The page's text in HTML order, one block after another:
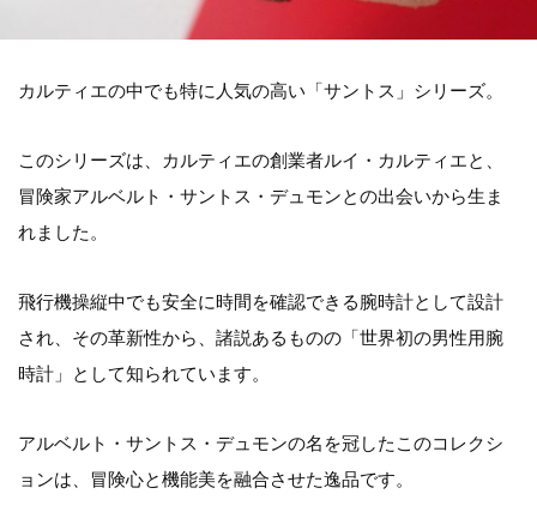
カルティエの中でも特に人気の高い「サントス」シリーズ。
このシリーズは、カルティエの創業者ルイ・カルティエと、
冒険家アルベルト・サントス・デュモンとの出会いから生ま
れました。
飛行機操縦中でも安全に時間を確認できる腕時計として設計
され、その革新性から、諸説あるものの「世界初の男性用腕
時計」として知られています。
アルベルト・サントス・デュモンの名を冠したこのコレクシ
ョンは、冒険心と機能美を融合させた逸品です。